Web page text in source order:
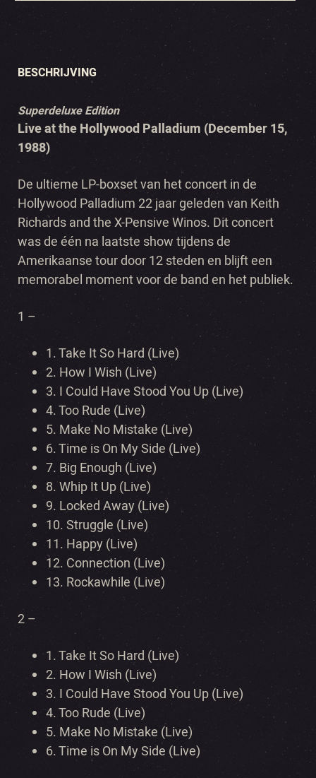
BESCHRIJVING
Superdeluxe Edition
Live at the Hollywood Palladium (December 15,
1988)
De ultieme LP-boxset van het concert in de
Hollywood Palladium 22 jaar geleden van Keith
Richards and the X-Pensive Winos. Dit concert
was de één na laatste show tijdens de
Amerikaanse tour door 12 steden en blijft een
memorabel moment voor de band en het publiek.
1 –
1. Take It So Hard (Live)
2. How I Wish (Live)
3. I Could Have Stood You Up (Live)
4. Too Rude (Live)
5. Make No Mistake (Live)
6. Time is On My Side (Live)
7. Big Enough (Live)
8. Whip It Up (Live)
9. Locked Away (Live)
10. Struggle (Live)
11. Happy (Live)
12. Connection (Live)
13. Rockawhile (Live)
2 –
1. Take It So Hard (Live)
2. How I Wish (Live)
3. I Could Have Stood You Up (Live)
4. Too Rude (Live)
5. Make No Mistake (Live)
6. Time is On My Side (Live)